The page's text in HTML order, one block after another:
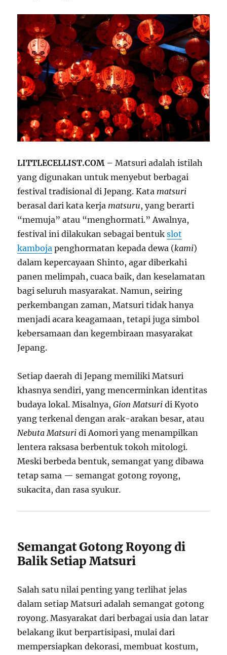
LITTLECELLIST.COM– Matsuri adalah istilah
yang digunakan untuk menyebut berbagai
festival tradisional di Jepang. Kata matsuri
berasal dari kata kerja matsuru, yang berarti
“memuja” atau “menghormati.” Awalnya,
festival ini dilakukan sebagai bentukslot
kamboja penghormatan kepada dewa (kami)
dalam kepercayaan Shinto, agar diberkahi
panen melimpah, cuaca baik, dan keselamatan
bagi seluruh masyarakat. Namun, seiring
perkembangan zaman, Matsuri tidak hanya
menjadi acara keagamaan, tetapi juga simbol
kebersamaan dan kegembiraan masyarakat
Jepang.
Setiap daerah di Jepang memiliki Matsuri
khasnya sendiri, yang mencerminkan identitas
budaya lokal. Misalnya,Gion Matsuri di Kyoto
yang terkenal dengan arak-arakan besar, atau
Nebuta Matsuri di Aomori yang menampilkan
lentera raksasa berbentuk tokoh mitologi.
Meski berbeda bentuk, semangat yang dibawa
tetap sama — semangat gotong royong,
sukacita, dan rasa syukur.
Semangat Gotong Royong di
Balik Setiap Matsuri
Salah satu nilai penting yang terlihat jelas
dalam setiap Matsuri adalah semangat gotong
royong. Masyarakat dari berbagai usia dan latar
belakang ikut berpartisipasi, mulai dari
mempersiapkan dekorasi, membuat kostum,